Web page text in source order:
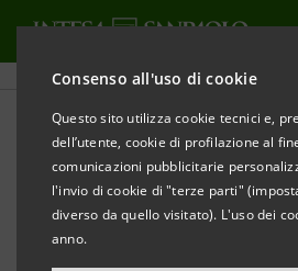
Consenso all'uso di cookie
Questo sito utilizza cookie tecnici e,
dell’utente, cookie di profilazione al
comunicazioni pubblicitarie
l'invio di cookie di "terze parti"
diverso da quello visitato). L'uso dei
anno.
Storico
Presentazioni